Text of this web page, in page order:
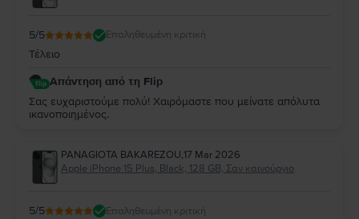
5/5 Επαληθευμένη κριτική
Τέλειο
Απάντηση από τη Flip
Σας ευχαριστούμε πολύ! Χαιρόμαστε που μείνατε απόλυτα
ικανοποιημένος.
PANAGIOTA BAKAREZOU,17 Mar 2026
Apple iPhone 15 Plus, Black, 128 GB, Σαν καινούργιο
5/5 Επαληθευμένη κριτική